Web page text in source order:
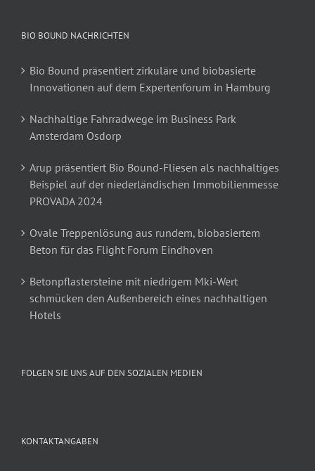
BIO BOUND NACHRICHTEN
Bio Bound präsentiert zirkuläre und biobasierte
Innovationen auf dem Expertenforum in Hamburg
Nachhaltige Fahrradwege im Business Park
Amsterdam Osdorp
Arup präsentiert Bio Bound-Fliesen als nachhaltiges
Beispiel auf der niederländischen Immobilienmesse
PROVADA 2024
Ovale Treppenlösung aus rundem, biobasiertem
Beton für das Flight Forum Eindhoven
Betonpflastersteine mit niedrigem Mki-Wert
schmücken den Außenbereich eines nachhaltigen
Hotels
FOLGEN SIE UNS AUF DEN SOZIALEN MEDIEN
KONTAKTANGABEN